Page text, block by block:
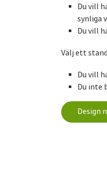
Du vill
synliga
Du vill
Välj ett
Du vill
Du inte
Design